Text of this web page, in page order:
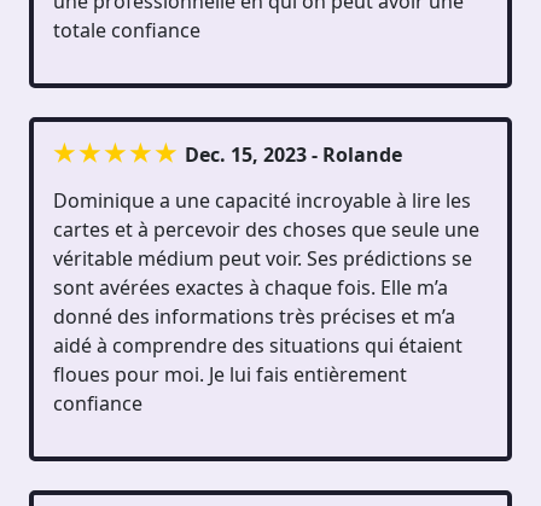
totale confiance
Dec. 15, 2023 - Rolande
Dominique a une capacité incroyable à lire les
cartes et à percevoir des choses que seule une
véritable médium peut voir. Ses prédictions se
sont avérées exactes à chaque fois. Elle m’a
donné des informations très précises et m’a
aidé à comprendre des situations qui étaient
floues pour moi. Je lui fais entièrement
confiance